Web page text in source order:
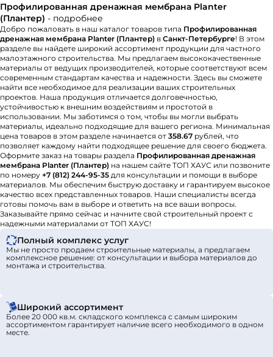
Профилированная дренажная мембрана Planter
(Плантер) - подробнее
Добро пожаловать в наш каталог товаров типа Профилированная
дренажная мембрана Planter (Плантер) в Санкт-Петербурге! В этом
разделе вы найдете широкий ассортимент продукции для частного
малоэтажного строительства. Мы предлагаем высококачественные
материалы от ведущих производителей, которые соответствуют всем
современным стандартам качества и надежности. Здесь вы сможете
найти все необходимое для реализации ваших строительных
проектов. Наша продукция отличается долговечностью,
устойчивостью к внешним воздействиям и простотой в
использовании. Мы заботимся о том, чтобы вы могли выбрать
материалы, идеально подходящие для вашего региона. Минимальная
цена товаров в этом разделе начинается от 358.67 рублей, что
позволяет каждому найти подходящее решение для своего бюджета.
Оформите заказ на товары раздела Профилированная дренажная
мембрана Planter (Плантер) на нашем сайте ТОП ХАУС или позвоните
по номеру +7 (812) 244-95-35 для консультации и помощи в выборе
материалов. Мы обеспечим быструю доставку и гарантируем высокое
качество всех представленных товаров. Наши специалисты всегда
готовы помочь вам в выборе и ответить на все ваши вопросы.
Заказывайте прямо сейчас и начните свой строительный проект с
надежными материалами от ТОП ХАУС!
Полный комплекс услуг
Мы не просто продаем строительные материалы, а предлагаем
комплексное решение: от консультации и выбора материалов до
монтажа и строительства.
Широкий ассортимент
Более 20 000 кв.м. складского комплекса с самым широким
ассортиментом гарантирует наличие всего необходимого в одном
месте.